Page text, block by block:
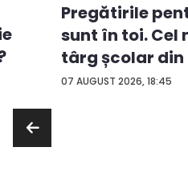
07 AUGUST 2026, 18:45
Pregătirile
sunt în toi. Cel
târg școlar din
con...